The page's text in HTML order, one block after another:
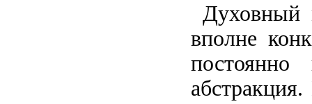
Духовный
вполне